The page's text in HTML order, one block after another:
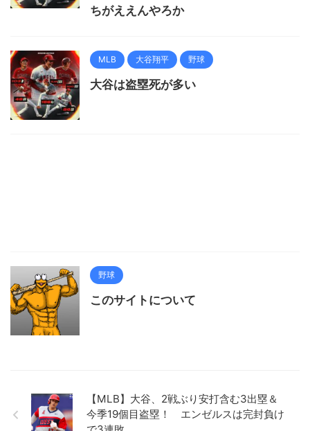
ちがええんやろか
MLB 大谷翔平 野球
大谷は盗塁死が多い
野球
このサイトについて
【MLB】大谷、2戦ぶり安打含む3出塁＆
今季19個目盗塁！ エンゼルスは完封負け